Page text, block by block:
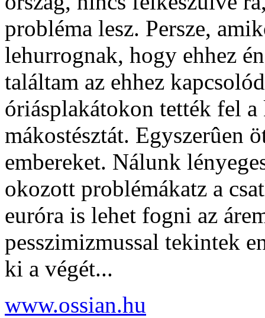
probléma lesz. Persze,
lehurrognak, hogy ehhez
találtam az ehhez
óriásplakátokon tették fel
mákostésztát. Egyszerûen
embereket. Nálunk
okozott problémákatz a
euróra is lehet fogni az
pesszimizmussal tekintek
ki a végét...
www.ossian.hu